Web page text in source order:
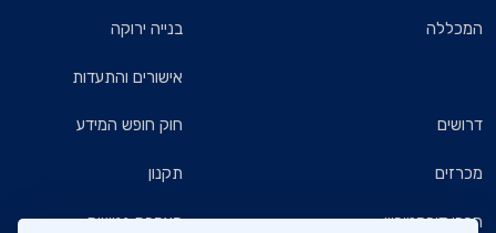
המכללה בנייה ירוקה
אישורים והתעדות
דרושים
מכרזים
חברי דירקטוריון
חוק חופש המידע
תקנון
הצהרת נגישות